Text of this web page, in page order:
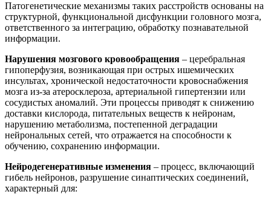
Патогенетические механизмы таких расстройств основаны на
структурной, функциональной дисфункции головного мозга,
ответственного за интеграцию, обработку познавательной
информации.
Нарушения мозгового кровообращения – церебральная
гипоперфузия, возникающая при острых ишемических
инсультах, хронической недостаточности кровоснабжения
мозга из-за атеросклероза, артериальной гипертензии или
сосудистых аномалий. Эти процессы приводят к снижению
доставки кислорода, питательных веществ к нейронам,
нарушению метаболизма, постепенной деградации
нейрональных сетей, что отражается на способности к
обучению, сохранению информации.
Нейродегенеративные изменения – процесс, включающий
гибель нейронов, разрушение синаптических соединений,
характерный для: